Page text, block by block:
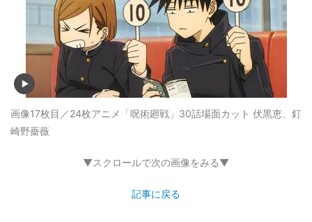
画像17枚目／24枚アニメ「呪術廻戦」30話場面カット 伏黒恵、釘
崎野薔薇
▼スクロールで次の画像をみる▼
記事に戻る